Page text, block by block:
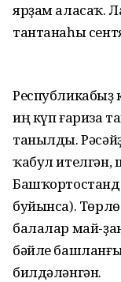
ярҙам аласаҡ.
тантанаһы
Республикабыҙ
иң күп ғариза
танылды.
ҡабул
буйынса).
балалар май-
бәйле
билдәләнгән.